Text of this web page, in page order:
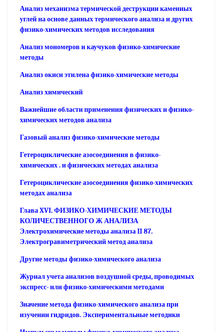
Анализ механизма термической деструкции каменных
углей на основе данных термического анализа и других
физико-химических методов исследования
Анализ мономеров и каучуков физико-химические
методы
Анализ окиси этилена физико-химические методы
Анализ химический
Важнейшие области применения физических и физико-
химических методов анализа
Газовый анализ физико-химические методы
Гетероциклические азосоединения в физико-
химических . и физических методах анализа
Гетероциклические азосоединения физико-химических
методах анализа
Глава XVI. ФИЗИКО-ХИМИЧЕСКИЕ МЕТОДЫ
КОЛИЧЕСТВЕННОГО Ж АНАЛИЗА
Электрохимические методы анализа II 87.
Электрогравиметрический метод анализа
Другие методы физико-химического анализа
Журнал учета анализов воздушной среды, проводимых
экспресс- или физико-химическими методами
Значение метода физико-химического анализа при
изучении гидридов. Экспериментальные методики